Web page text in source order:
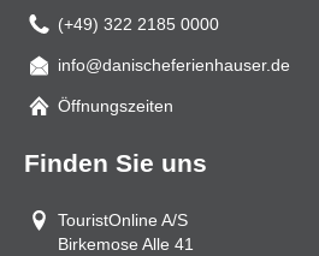
(+49) 322 2185 0000
Mail
info@danischeferienhauser.de
Öffnungszeiten
Finden Sie uns
TouristOnline A/S
Birkemose Alle 41